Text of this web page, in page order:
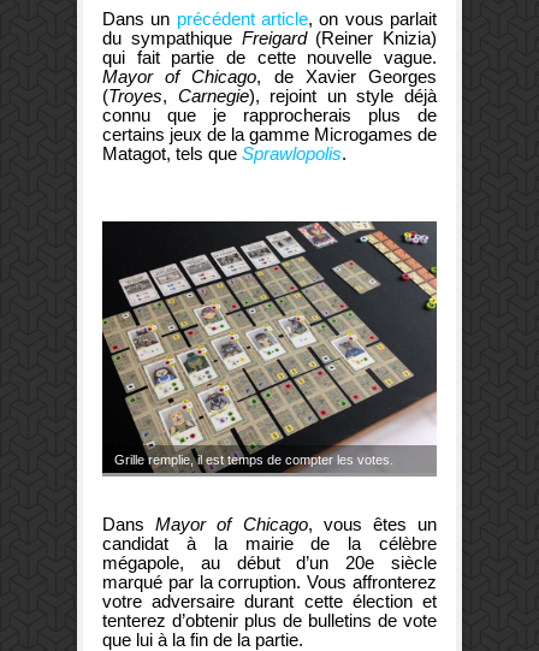
Dans un précédent article, on vous parlait
du sympathique Freigard(Reiner Knizia)
qui fait partie de cette nouvelle vague.
Mayor of Chicago, de Xavier Georges
(Troyes, Carnegie), rejoint un style déjà
connu que je rapprocherais plus de
certains jeux de la gamme Microgames de
Matagot, tels que Sprawlopolis.
Grille remplie, il est temps de compter les votes.
DansMayor of Chicago, vous êtes un
candidat à la mairie de la célèbre
mégapole, au début d’un 20e siècle
marqué par la corruption. Vous affronterez
votre adversaire durant cette élection et
tenterez d’obtenir plus de bulletins de vote
que lui à la fin de la partie.